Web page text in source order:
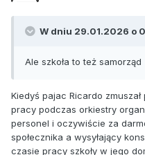
W dniu 29.01.2026 o
Ale szkoła to też samorząd
Kiedyś pajac Ricardo
pracy podczas orkiestry
personel i oczywiście za
społecznika a wysyłający
czasie pracy szkoły w jego